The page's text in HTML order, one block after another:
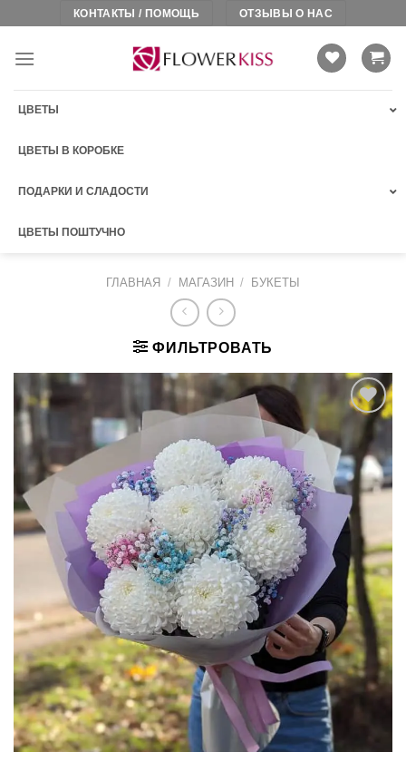
content
КОНТАКТЫ / ПОМОЩЬ ОТЗЫВЫ О НАС
ЦВЕТЫ
ЦВЕТЫ В КОРОБКЕ
ПОДАРКИ И СЛАДОСТИ
ЦВЕТЫ ПОШТУЧНО
ГЛАВНАЯ / МАГАЗИН / БУКЕТЫ
ФИЛЬТРОВАТЬ
избранное